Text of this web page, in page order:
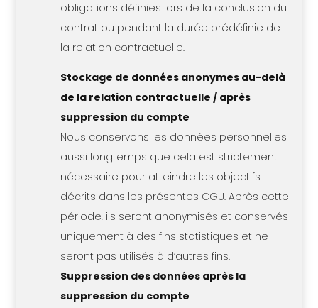
obligations définies lors de la conclusion du
contrat ou pendant la durée prédéfinie de
la relation contractuelle.
Stockage de données anonymes au-delà
de la relation contractuelle / après
suppression du compte
Nous conservons les données personnelles
aussi longtemps que cela est strictement
nécessaire pour atteindre les objectifs
décrits dans les présentes CGU. Après cette
période, ils seront anonymisés et conservés
uniquement à des fins statistiques et ne
seront pas utilisés à d’autres fins.
Suppression des données après la
suppression du compte